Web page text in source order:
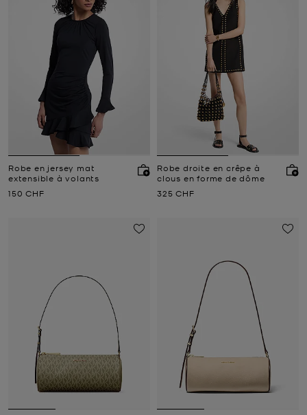
Robe en jersey mat
extensible à volants
Prix actuel
150 CHF
Robe droite en crêpe à
clous en forme de dôme
Prix actuel
325 CHF